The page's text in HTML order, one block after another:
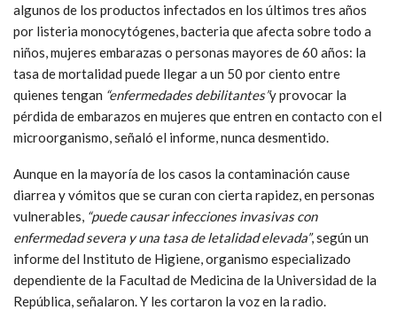
algunos de los productos infectados en los últimos tres años
por listeria monocytógenes, bacteria que afecta sobre todo a
niños, mujeres embarazas o personas mayores de 60 años: la
tasa de mortalidad puede llegar a un 50 por ciento entre
quienes tengan “enfermedades debilitantes”y provocar la
pérdida de embarazos en mujeres que entren en contacto con el
microorganismo, señaló el informe, nunca desmentido.
Aunque en la mayoría de los casos la contaminación cause
diarrea y vómitos que se curan con cierta rapidez, en personas
vulnerables, “puede causar infecciones invasivas con
enfermedad severa y una tasa de letalidad elevada”, según un
informe del Instituto de Higiene, organismo especializado
dependiente de la Facultad de Medicina de la Universidad de la
República, señalaron. Y les cortaron la voz en la radio.